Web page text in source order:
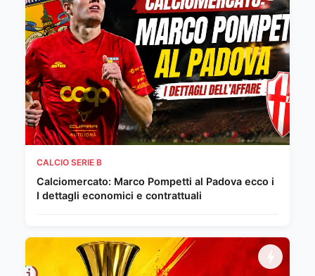
CALCIO SERIE B
Calciomercato: Marco Pompetti al Padova ecco i
I dettagli economici e contrattuali